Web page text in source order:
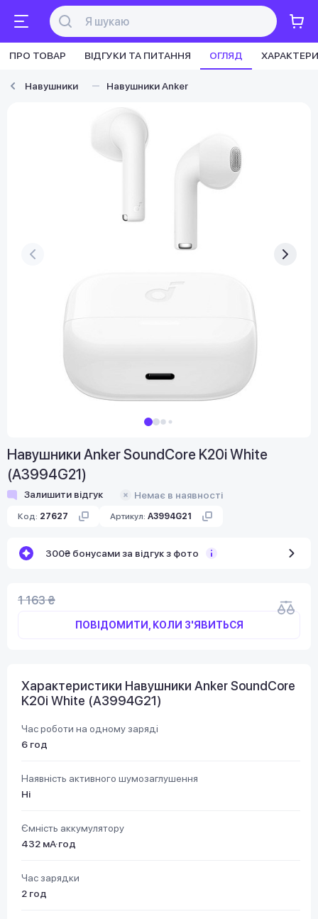
ПРО ТОВАР ВІДГУКИ ТА ПИТАННЯ ОГЛЯД
Навушники Навушники Anker
Навушники Anker SoundCore K20i White
(A3994G21)
Залишити відгук Немає в наявності
Код: 27627 Артикул: A3994G21
300₴ бонусами за відгук з фото
1 163 ₴
ПОВІДОМИТИ, КОЛИ З'ЯВИТЬСЯ
Характеристики Навушники Anker SoundCore
K20i White (A3994G21)
Час роботи на одному заряді
6 год
Наявність активного шумозаглушення
Ні
Ємність аккумулятору
432 мА·год
Час зарядки
2 год